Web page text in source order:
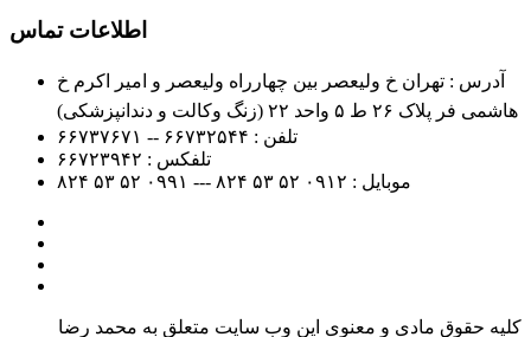
اطلاعات تماس
آدرس : تهران خ ولیعصر بین چهارراه ولیعصر و امیر اکرم خ
هاشمی فر پلاک ۲۶ ط ۵ واحد ۲۲ (زنگ وکالت و دندانپزشکی)
تلفن : ۶۶۷۳۲۵۴۴ -- ۶۶۷۳۷۶۷۱
تلفکس : ۶۶۷۲۳۹۴۲
موبایل : ۰۹۱۲ ۵۲ ۵۳ ۸۲۴ --- ۰۹۹۱ ۵۲ ۵۳ ۸۲۴
کلیه حقوق مادی و معنوی این وب سایت متعلق به محمد رضا